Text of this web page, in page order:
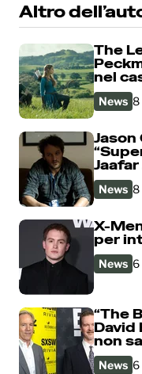
Altro
The
nel
News 8
Jason
Jaafar
News 8
X-
per
News 6
“The
David
non
News 6